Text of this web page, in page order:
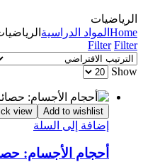
الرياضيات
Home المواد الدراسية
Filter Filter
Show
Add to wishlist
view
إضافة إلى السلة
أحجام الأجسام: